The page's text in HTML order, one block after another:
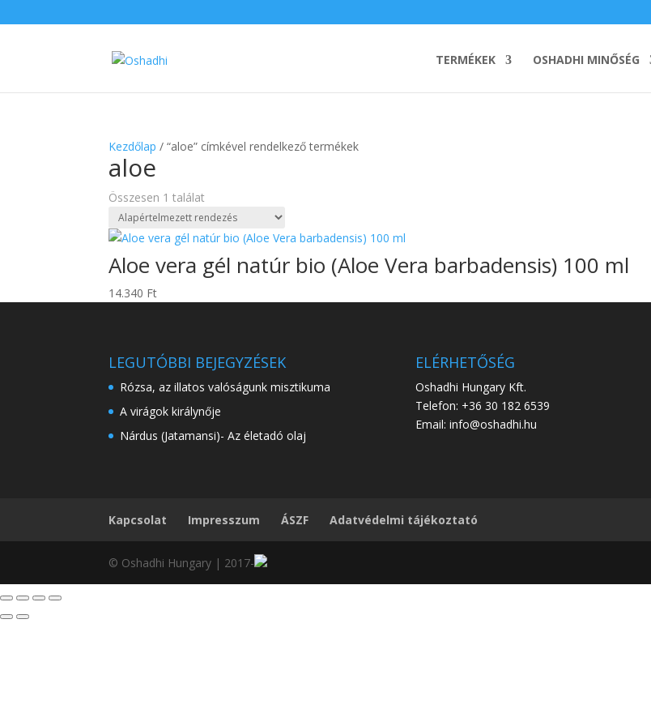
TERMÉKEK OSHADHI MINŐSÉG
Kezdőlap / “aloe” címkével rendelkező termékek
aloe
Összesen 1 találat
Aloe vera gél natúr bio (Aloe Vera barbadensis) 100 ml
14.340 Ft
LEGUTÓBBI BEJEGYZÉSEK
Rózsa, az illatos valóságunk misztikuma
A virágok királynője
Nárdus (Jatamansi)- Az életadó olaj
ELÉRHETŐSÉG
Oshadhi Hungary Kft.
Telefon: +36 30 182 6539
Email: info@oshadhi.hu
Kapcsolat Impresszum ÁSZF Adatvédelmi tájékoztató
© Oshadhi Hungary | 2017-